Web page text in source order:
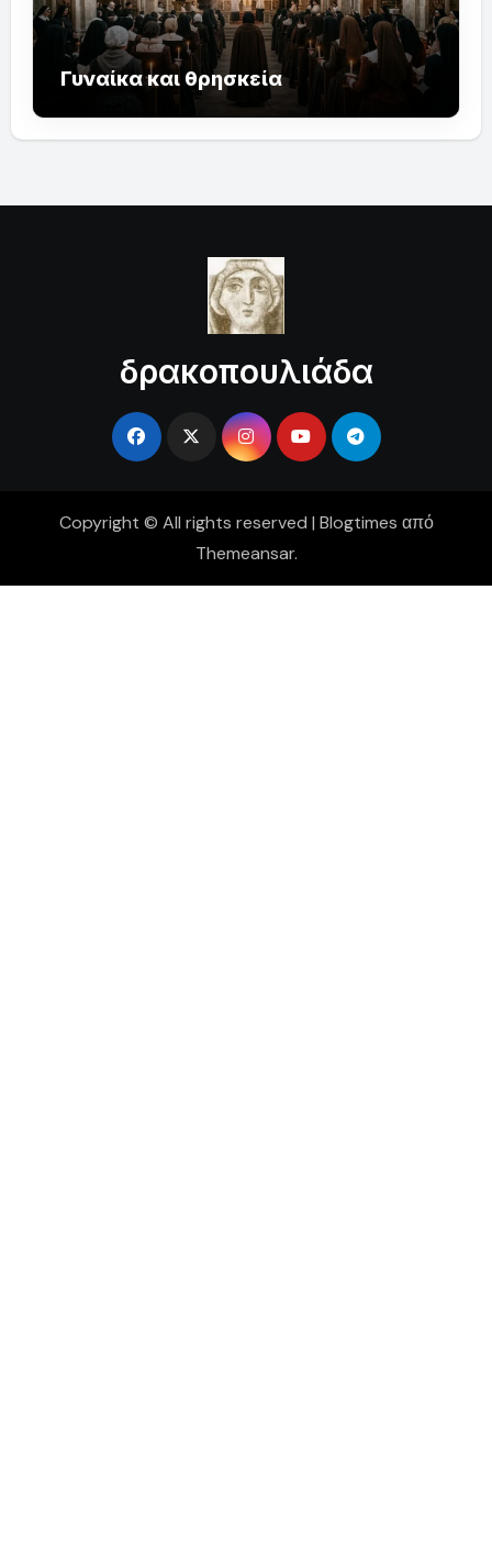
Γυναίκα και θρησκεία
δρακοπουλιάδα
Copyright © All rights reserved | Blogtimes από
Themeansar.